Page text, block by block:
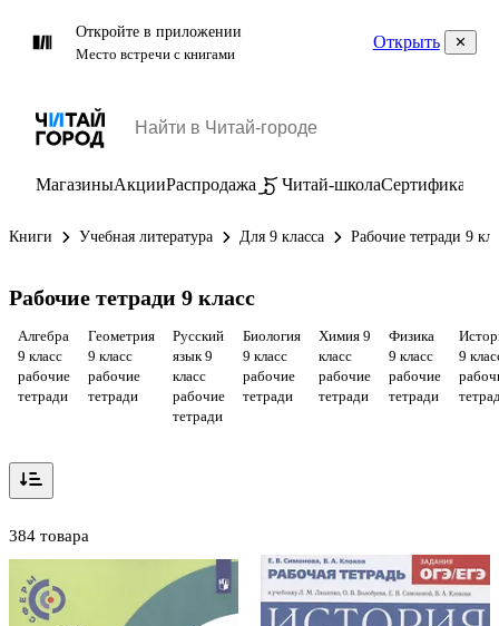
Откройте в приложении
Место встречи с книгами
Открыть
МагазиныАкцииРаспродажа Читай-школаСертификаты
Книги Учебная литература Для 9 класса Рабочие тетради 9
Рабочие тетради 9 класс
Алгебра
9 класс
рабочие
тетради
Геометрия
9 класс
рабочие
тетради
Русский
язык 9
класс
рабочие
тетради
Биология
9 класс
рабочие
тетради
Химия 9
класс
рабочие
тетради
Физика
9 класс
рабочие
тетради
9
384 товара